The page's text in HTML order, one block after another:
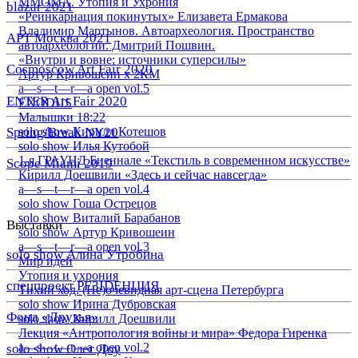
blazar 2021
АРТ Москва 2021
Cosmoscow Art Fair 2020
ENTER Art Fair 2020
Spring/Break NY20
Scope Miami 2019
Выставки
solo show Алина Утробина
спецпроект РЕЗIDЕНЦИЯ
Фонд «Друзья»
solo show Олег Доу
«Реинкарнация покинутых» Елизавета Ермакова
Владимир Мартынов. Автоархеология. Пространство
автоархеологии. Дмитрий Пошвин.
«Внутри и вовне: источники суперсилы»
Артур Кривошеин х 2КМ
a—s—t—r—a open vol.5
EXODUS
Малышки 18:22
solo show Кирилл Котешов
solo show Илья Кутобой
1-я ГРАУНД Биеннале «Текстиль в современном искусстве»
Кирилл Доешвили «Здесь и сейчас навсегда»
a—s—t—r—a open vol.4
solo show Гоша Острецов
solo show Виталий Барабанов
solo show Артур Кривошеин
a—s—t—r—a open vol.3
Мир идей
Утопия и ухрония
Тихий ход. (Не)очевидная арт-сцена Петербурга
solo show Ирина Дубровская
solo show Кирилл Доешвили
Лекция «Антропология войны и мира» Федора Гиренка
a—s—t—r—a open vol.2